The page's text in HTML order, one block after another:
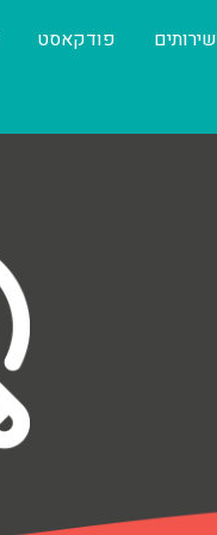
שירותים פודקאסט